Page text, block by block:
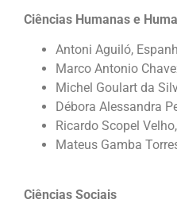
Ciências Humanas e
Antoni Aguiló,
Marco Antonio
Michel Goulart da
Débora Alessandra
Ricardo Scopel
Mateus Gamba
Ciências Sociais